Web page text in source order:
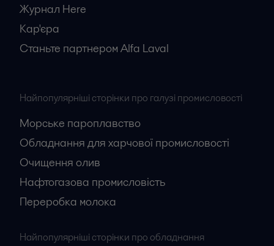
Журнал Here
Кар'єрa
Станьте партнером Alfa Laval
Найпопулярніші сторінки про галузі промисловості
Морське пароплавство
Обладнання для харчової промисловості
Очищення олив
Нафтогазова промисловість
Переробка молока
Найпопулярніші сторінки про обладнання